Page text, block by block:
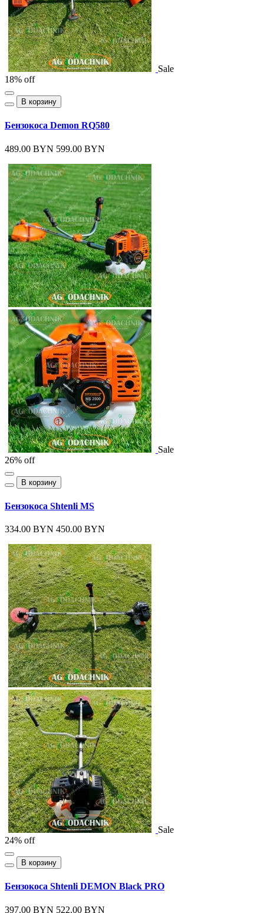
Sale
18% off
В корзину
Бензокоса Demon RQ580
489.00 BYN 599.00 BYN
Sale
26% off
В корзину
Бензокоса Shtenli MS
334.00 BYN 450.00 BYN
Sale
24% off
В корзину
Бензокоса Shtenli DEMON Black PRO
397.00 BYN 522.00 BYN